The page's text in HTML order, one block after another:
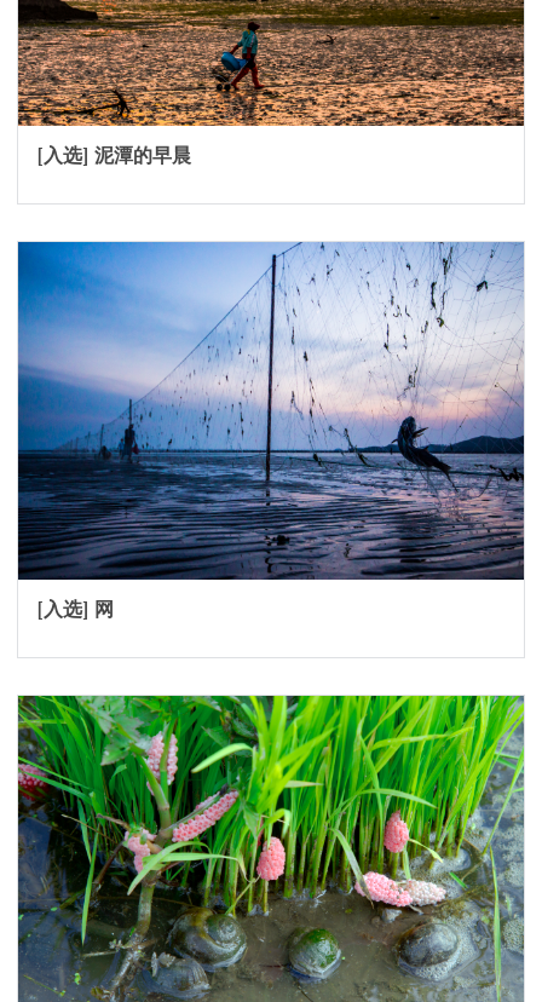
[入选] 泥潭的早晨
[入选] 网